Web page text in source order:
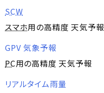
SCW
スマホ用の高精度 天気予報
GPV 気象予報
PC用の高精度 天気予報
リアルタイム雨量